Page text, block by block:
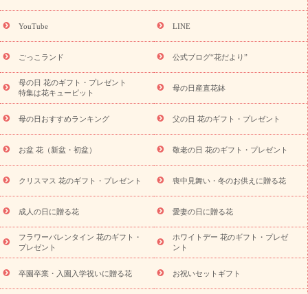
(トルコキキョウ)
9月の誕生花(リンドウ)
ら探す
お祝いの花特集 当日配達特急便 お祝い商品一覧
念日
結婚祝い 出産祝い 退院祝い・快気祝い
寿祝い
プチギフト ペットのお祝いフラワー
供え・お悔やみ商品一覧
お供え・お悔やみの花
四十九日法要以
お供え プリザーブドフラワー
ペットのお供えフラワー
お盆（新
盆・初盆）
その他 お祝い返し お見舞い
お取り寄せギフト
ビジネス用
ご自宅用 観葉植物 ミディ胡蝶蘭
プリザーブ
ドフラワー
スタイルから探す アレンジメント 花束
スタ
ンド花
お祝い お供え・お悔やみ 胡蝶蘭 胡蝶蘭・花鉢
ディ胡蝶蘭・お祝い
ミディ胡蝶蘭・お供え
世界初の青色胡蝶蘭
観葉植物
観葉植物 産直多肉植物
プリザーブドフラワー
お祝い
お供え・お悔やみ 花とセットギフト
セミオーダー
プチギフト（hanamore -ハナモア-）
花とみどりのeギフト
キューピットのeGfit
カラー ピンク イエローオレンジ
レッ
YouTube LINE
ごっこランド 公式ブログ“花だより”
母の日 花のギフト・プレゼント
特集は花キューピット
母の日産直花鉢
母の日おすすめランキング 父の日 花のギフト・プレゼント
お盆 花（新盆・初盆） 敬老の日 花のギフト・プレゼント
クリスマス 花のギフト・プレゼント 喪中見舞い・冬のお供えに贈る花
成人の日に贈る花 愛妻の日に贈る花
フラワーバレンタイン 花のギフト・
プレゼント
ホワイトデー 花のギフト・プレゼ
ント
卒園卒業・入園入学祝いに贈る花 お祝いセットギフト